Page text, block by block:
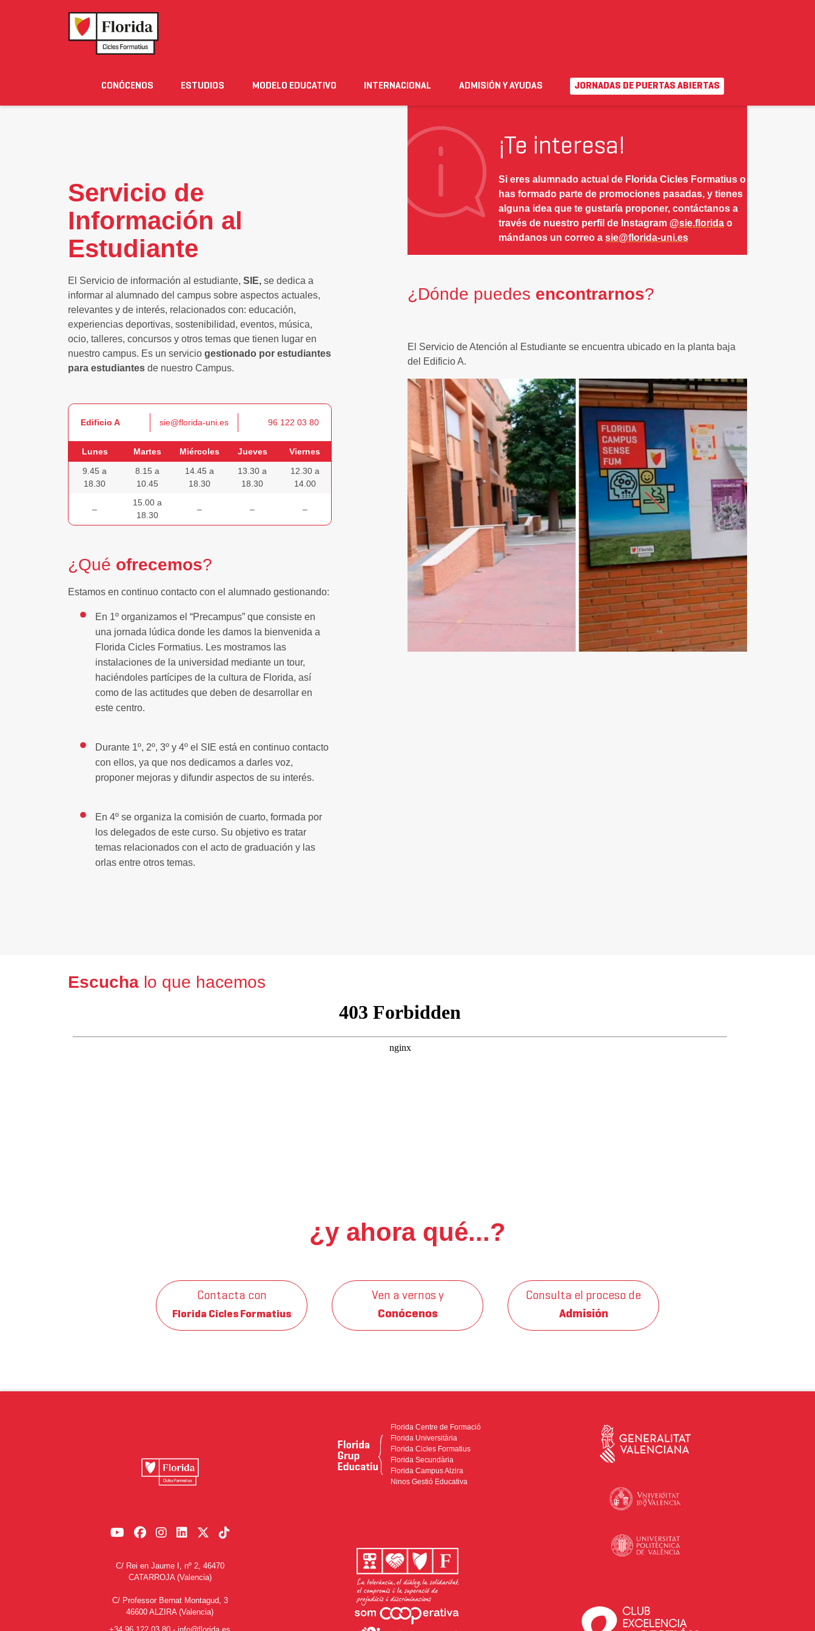
Noticias Eventos Blog Solicita Información Empleo Estudiante Futuro alumnado Necesito ayuda Campus virtual EN|VA
CONÓCENOS ESTUDIOS MODELO EDUCATIVO INTERNACIONAL ADMISIÓN Y AYUDAS JORNADAS DE PUERTAS ABIERTAS
ATENCIÓN AL
FUTURO
ESTUDIANTE
Servicio de
Información al
Estudiante
El Servicio de información al estudiante, SIE, se dedica a
informar al alumnado del campus sobre aspectos actuales,
relevantes y de interés, relacionados con: educación,
experiencias deportivas, sostenibilidad, eventos, música,
ocio, talleres, concursos y otros temas que tienen lugar en
nuestro campus. Es un servicio gestionado por estudiantes
para estudiantes de nuestro Campus.
Edificio A sie@florida-uni.es 96 122 03 80
Lunes
9.45 a
18.30
–
Martes
8.15 a
10.45
15.00 a
18.30
Miércoles
14.45 a
18.30
–
Jueves
13.30 a
18.30
–
Viernes
12.30 a
14.00
–
¿Qué ofrecemos?
Estamos en continuo contacto con el alumnado gestionando:
En 1º organizamos el “Precampus” que consiste en
una jornada lúdica donde les damos la bienvenida a
Florida Cicles Formatius. Les mostramos las
instalaciones de la universidad mediante un tour,
haciéndoles partícipes de la cultura de Florida, así
como de las actitudes que deben de desarrollar en
este centro.
Durante 1º, 2º, 3º y 4º el SIE está en continuo contacto
con ellos, ya que nos dedicamos a darles voz,
proponer mejoras y difundir aspectos de su interés.
En 4º se organiza la comisión de cuarto, formada por
los delegados de este curso. Su objetivo es tratar
temas relacionados con el acto de graduación y las
orlas entre otros temas.
¡Te interesa!
Si eres alumnado actual de Florida Cicles Formatius o
has formado parte de promociones pasadas, y tienes
alguna idea que te gustaría proponer, contáctanos a
través de nuestro perfil de Instagram @sie.florida o
mándanos un correo a sie@florida-uni.es
¿Dónde puedes encontrarnos?
El Servicio de Atención al Estudiante se encuentra ubicado en la planta baja
del Edificio A.
Escucha lo que hacemos
¿y ahora qué...?
Contacta con
Florida Cicles Formatius
Ven a vernos y
Conócenos
Consulta el proceso de
Admisión
C/ Rei en Jaume I, nº 2, 46470
CATARROJA (Valencia)
C/ Professor Bernat Montagud, 3
46600 ALZIRA (Valencia)
+34 96 122 03 80 - info@florida.es
Florida Centre de Formació
Florida Universitària
Florida Cicles Formatius
Florida Secundària
Florida Campus Alzira
Ninos Gestió Educativa